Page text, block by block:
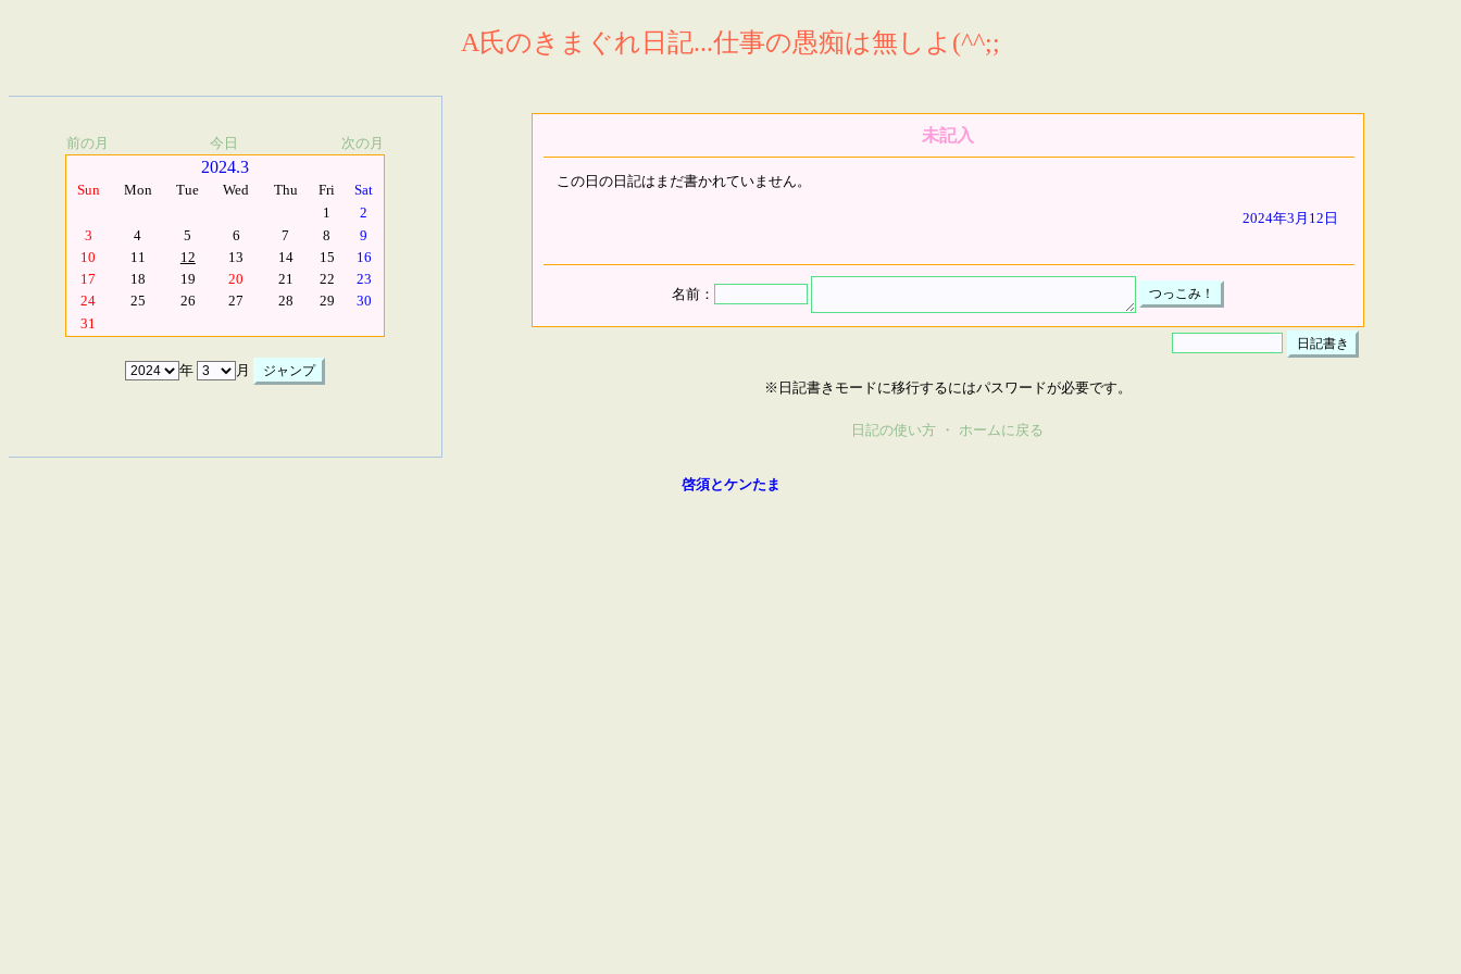
A氏のきまぐれ日記...仕事の愚痴は無しよ(^^;;
前の月 今日 次の月
2024.3
Sun Mon Tue Wed Thu Fri
Sat
1
2
3
4 5 6 7 8
9
10
11 12 13 14 15
16
17
18 19 20 21 22
23
24
25 26 27 28 29
30
31
年 月
未記入
この日の日記はまだ書かれていません。
2024年3月12日
名前：
※日記書きモードに移行するにはパスワードが必要です。
日記の使い方 ・ ホームに戻る
啓須とケンたま